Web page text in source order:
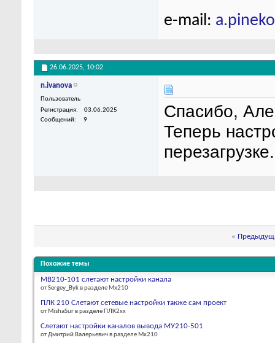
e-mail:
26.06.2025, 10:02
n.ivanova
Пользователь
Регистрация
03.06.2025
Сообщений
9
Спасибо,
Теперь
перезагрузке.
«
Похожие темы
МВ210-101 слетают настройки канала
от Sergey_Byk в разделе Мх210
ПЛК 210 Слетают сетевые настройки также сам проект
от MishaSur в разделе ПЛК2хх
Слетают настройки каналов вывода МУ210-501
от Дмитрий Валерьевич в разделе Мх210